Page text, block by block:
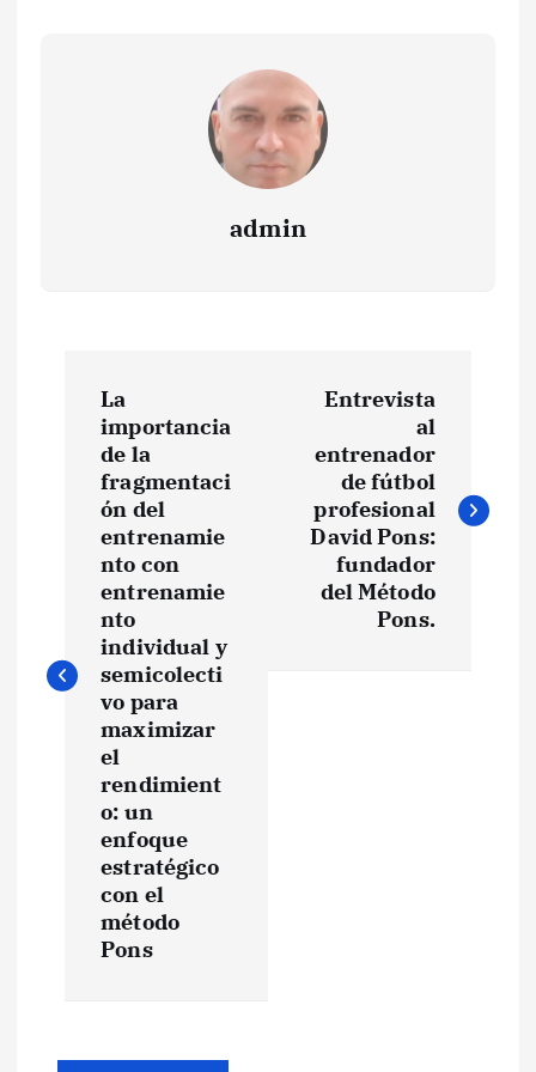
admin
a
La
importancia
de la
fragmentaci
ón del
entrenamie
nto con
entrenamie
nto
individual y
semicolecti
vo para
maximizar
el
rendimient
o: un
enfoque
estratégico
con el
método
Pons
Entrevista
al
entrenador
de fútbol
profesional
David Pons:
fundador
del Método
Pons.